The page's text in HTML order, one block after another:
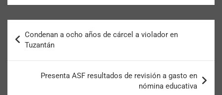
Condenan a ocho años de cárcel a violador en
Tuzantán
Presenta ASF resultados de revisión a gasto en
nómina educativa